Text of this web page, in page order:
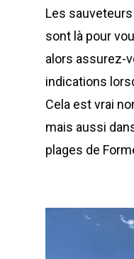
Les
sont là pour
alors assurez-
indications
Cela est vrai
mais aussi
plages de